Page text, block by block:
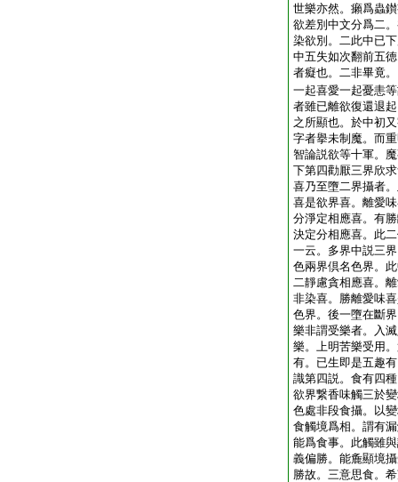
世樂亦然。癩爲蟲
欲差別中文分爲二
染欲別。二此中已
中五失如次翻前五
者癡也。二非畢竟
一起喜愛一起憂恚
者雖已離欲復還退
之所顯也。於中初
字者擧未制魔。而
智論説欲等十軍。
下第四勸厭三界欣
喜乃至墮二界攝者
喜是欲界喜。離愛
分淨定相應喜。有
決定分相應喜。此
一云。多界中説三
色兩界倶名色界。
二靜慮貪相應喜。
非染喜。勝離愛味
色界。後一墮在斷
樂非謂受樂者。入
樂。上明苦樂受用
有。已生即是五趣
識第四説。食有四
欲界繋香味觸三於
色處非段食攝。以
食觸境爲相。謂有
能爲食事。此觸雖
義偏勝。能麁顯境
勝故。三意思食。